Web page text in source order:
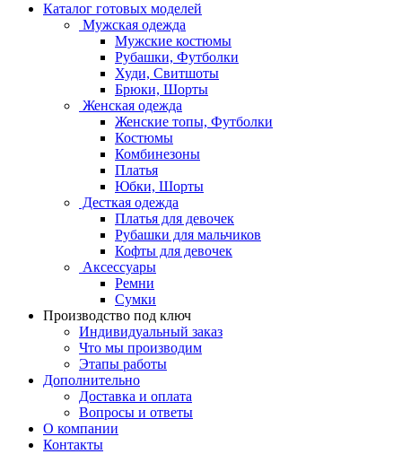
Каталог готовых моделей
Мужская одежда
Мужские костюмы
Рубашки, Футболки
Худи, Свитшоты
Брюки, Шорты
Женская одежда
Женские топы, Футболки
Костюмы
Комбинезоны
Платья
Юбки, Шорты
Десткая одежда
Платья для девочек
Рубашки для мальчиков
Кофты для девочек
Аксессуары
Ремни
Сумки
Производство под ключ
Индивидуальный заказ
Что мы производим
Этапы работы
Дополнительно
Доставка и оплата
Вопросы и ответы
О компании
Контакты